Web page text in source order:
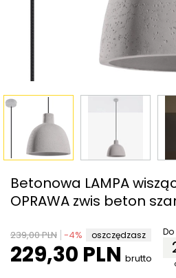
Betonowa LAMPA
OPRAWA zwis beton
239,00 PLN -4% oszczędzasz
229,30 PLN brutto